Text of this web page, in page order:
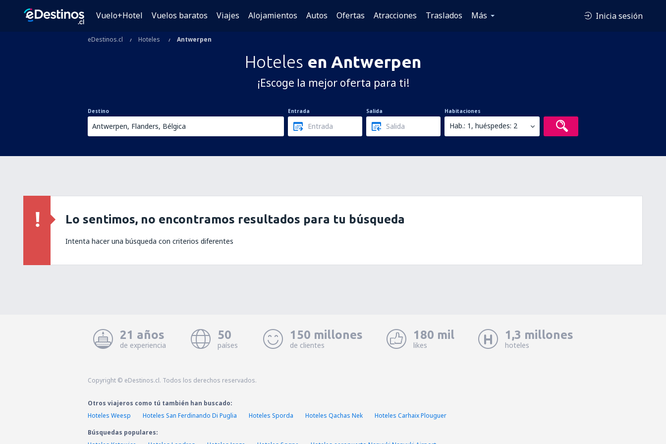
Vuelo+Hotel Vuelos baratos Viajes Alojamientos Autos Ofertas Atracciones Traslados Más Inicia sesión
eDestinos.cl Hoteles Antwerpen
Hoteles en Antwerpen
¡Escoge la mejor oferta para ti!
Destino Entrada Salida Habitaciones
Hab.: 1, huéspedes: 2
Lo sentimos, no encontramos resultados para tu búsqueda
Intenta hacer una búsqueda con criterios diferentes
21 años
de experiencia
50
países
150 millones
de clientes
180 mil
likes
1,3 millones
hoteles
Copyright © eDestinos.cl. Todos los derechos reservados.
Otros viajeros como tú también han buscado:
Hoteles Weesp
Hoteles San Ferdinando Di Puglia Hoteles Sporda Hoteles Qachas Nek
Hoteles Carhaix Plouguer
Búsquedas populares: